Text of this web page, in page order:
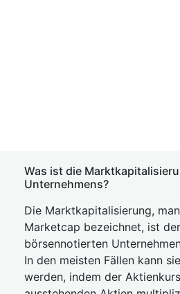
Was ist die
Unternehmens?
Die Marktkapitalisierung,
Marketcap bezeichnet, ist
börsennotierten
In den meisten Fällen kann
werden, indem der